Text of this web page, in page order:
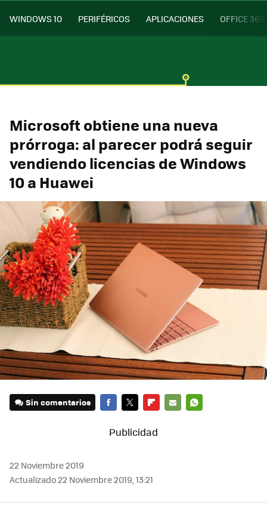
WINDOWS 10 PERIFÉRICOS APLICACIONES OFFICE 365
Microsoft obtiene una nueva
prórroga: al parecer podrá seguir
vendiendo licencias de Windows
10 a Huawei
Sin comentarios
22 Noviembre 2019
Actualizado 22 Noviembre 2019, 13:21